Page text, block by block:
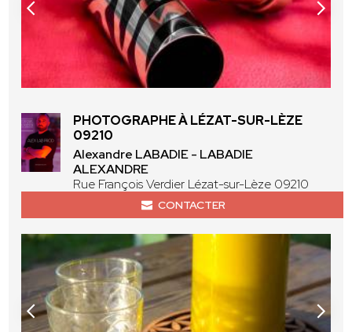
PHOTOGRAPHE À LÉZAT-SUR-LÈZE
09210
Alexandre LABADIE - LABADIE
ALEXANDRE
Rue François Verdier Lézat-sur-Lèze 09210
CONTACTER